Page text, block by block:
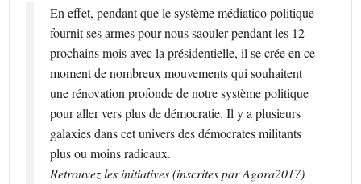
En effet, pendant que le système médiatico politique
fournit ses armes pour nous saouler pendant les 12
prochains mois avec la présidentielle, il se crée en ce
moment de nombreux mouvements qui souhaitent
une rénovation profonde de notre système politique
pour aller vers plus de démocratie. Il y a plusieurs
galaxies dans cet univers des démocrates militants
plus ou moins radicaux.
Retrouvez les initiatives (inscrites par Agora2017)